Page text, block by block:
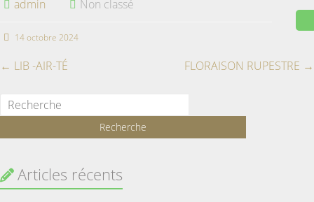
admin Non classé
14 octobre 2024
← LIB -AIR-TÉ FLORAISON RUPESTRE →
Articles récents